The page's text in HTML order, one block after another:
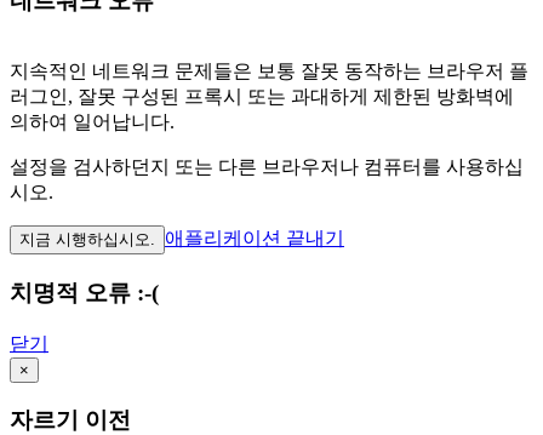
지속적인 네트워크 문제들은 보통 잘못 동작하는 브라우저 플
러그인, 잘못 구성된 프록시 또는 과대하게 제한된 방화벽에
의하여 일어납니다.
설정을 검사하던지 또는 다른 브라우저나 컴퓨터를 사용하십
시오.
지금 시행하십시오. 애플리케이션 끝내기
치명적 오류 :-(
닫기
×
자르기 이전